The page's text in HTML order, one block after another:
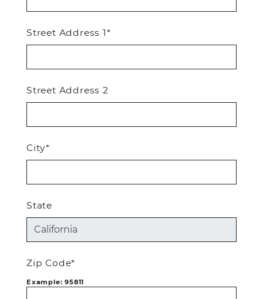
Street Address 1*
Street Address 2
City*
State
Zip Code*
Example: 95811